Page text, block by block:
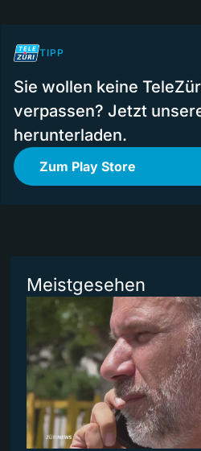
TIPP
Sie wollen keine
verpassen? Jetzt
herunterladen.
Zum Play Store
Meistgesehen